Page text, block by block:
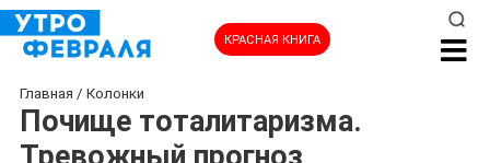
КРАСНАЯ КНИГА
Главная / Колонки
Почище тоталитаризма.